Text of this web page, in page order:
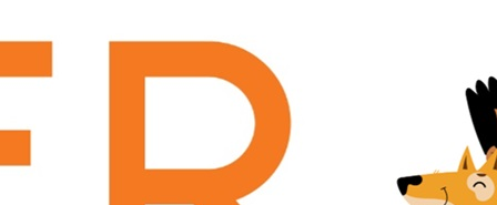
animal: